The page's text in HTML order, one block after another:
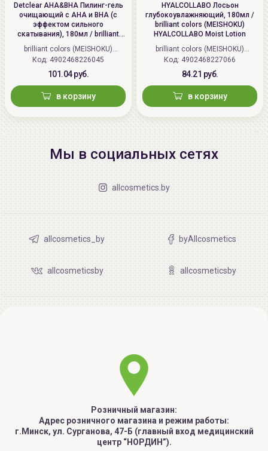
Detclear AHA&BHA Пилинг-гель
очищающий с AHA и BHA (с
эффектом сильного
скатывания), 180мл / brilliant
colors (MEISHOKU) Detclear
Bright&Peel AHA&BHA Fruits
Peeling Jelly
brilliant colors (MEISHOKU)
(Япония)
Код: 4902468226045
101.04 руб.
в корзину
HYALCOLLABO Лосьон
глубокоувлажняющий, 180мл /
brilliant colors (MEISHOKU)
HYALCOLLABO Moist Lotion
brilliant colors (MEISHOKU)
(Япония)
Код: 4902468227066
84.21 руб.
в корзину
Мы в социальных сетях
allcosmetics.by
allcosmetics_by byAllcosmetics
allcosmeticsby allcosmeticsby
Розничный магазин:
Адрес розничного магазина и режим работы:
г.Минск, ул. Сурганова, 47-Б (главный вход медицинский
центр “НОРДИН”).